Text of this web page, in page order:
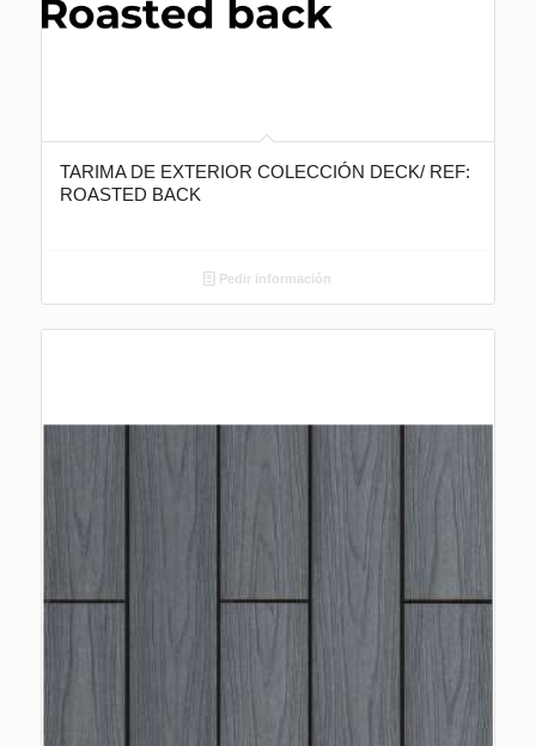
TARIMA DE EXTERIOR COLECCIÓN DECK/ REF:
ROASTED BACK
Pedir información